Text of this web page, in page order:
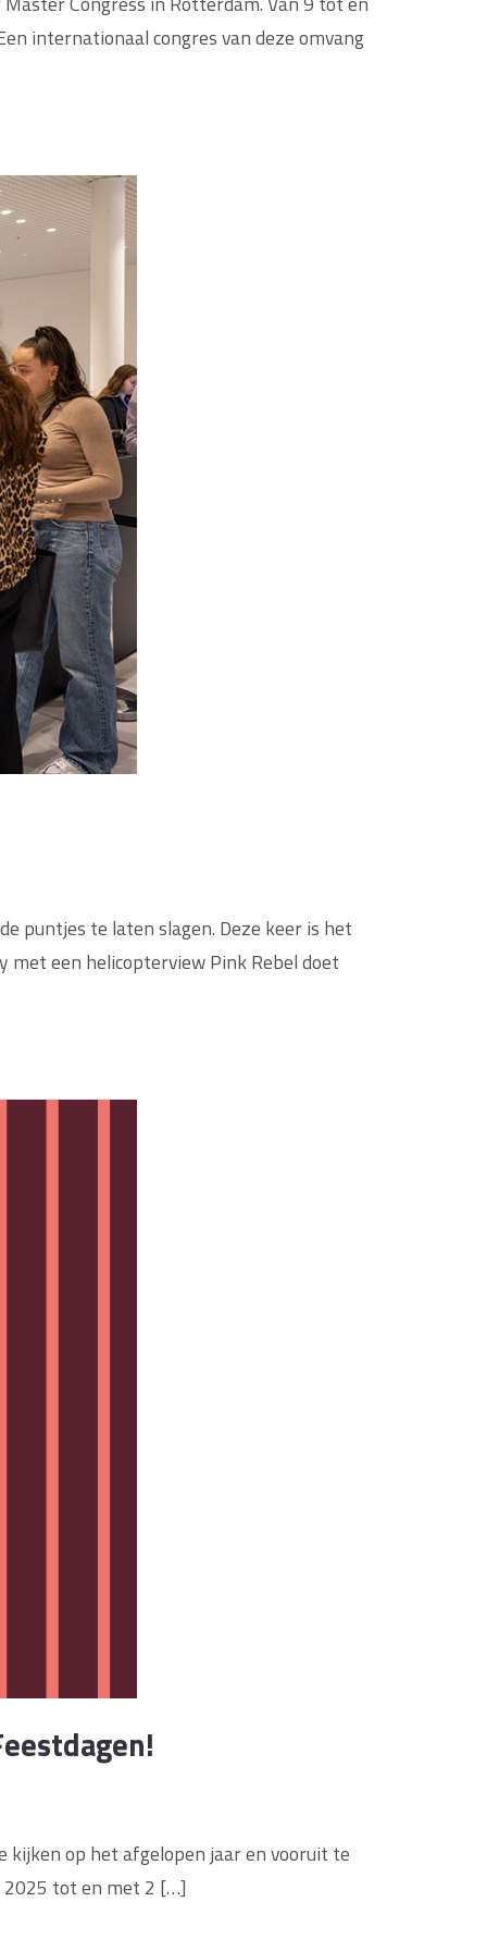
internationaal congres van deze omvang
puntjes te laten slagen. Deze keer is het
een helicopterview Pink Rebel doet
op het afgelopen jaar en vooruit te
2025 tot en met 2 […]